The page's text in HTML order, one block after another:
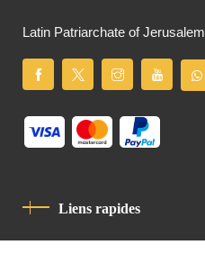
Latin Patriarchate of Jerusalem
Liens rapides